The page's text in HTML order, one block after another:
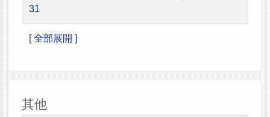
31
[ 全部展開 ]
其他